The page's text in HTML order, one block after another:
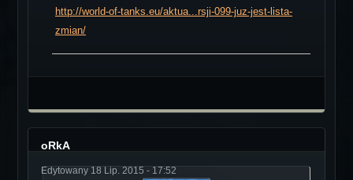
http://world-of-tanks.eu/aktua...rsji-099-juz-jest-lista-
zmian/
oRkA
Edytowany 18 Lip. 2015 - 17:52